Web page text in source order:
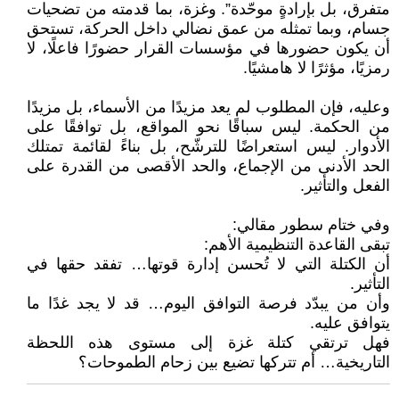
متفرق، بل بإرادةٍ موحّدة”. وغزة، بما قدمته من تضحيات
جسام، وبما تمثله من عمق نضالي داخل الحركة، تستحق
أن يكون حضورها في مؤسسات القرار حضورًا فاعلًا، لا
رمزيًا، مؤثرًا لا هامشيًا.
وعليه، فإن المطلوب لم يعد مزيدًا من الأسماء، بل مزيدًا
من الحكمة. ليس سباقًا نحو المواقع، بل توافقًا على
الأدوار. ليس استعراضًا للترشّح، بل بناءً لقائمة تمتلك
الحد الأدنى من الإجماع، والحد الأقصى من القدرة على
الفعل والتأثير.
وفي ختام سطور مقالي:
تبقى القاعدة التنظيمية الأهم:
أن الكتلة التي لا تُحسن إدارة قوتها… تفقد حقها في
التأثير.
وأن من يبدّد فرصة التوافق اليوم… قد لا يجد غدًا ما
يتوافق عليه.
فهل ترتقي كتلة غزة إلى مستوى هذه اللحظة
التاريخية… أم تتركها تضيع بين زحام الطموحات؟